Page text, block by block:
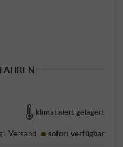
klimatisiert gelagert
Versand sofort verfügbar